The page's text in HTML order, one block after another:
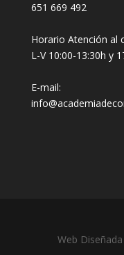
651 669 492
Horario Atención al
L-V 10:00-13:30h y
E-mail:
Web